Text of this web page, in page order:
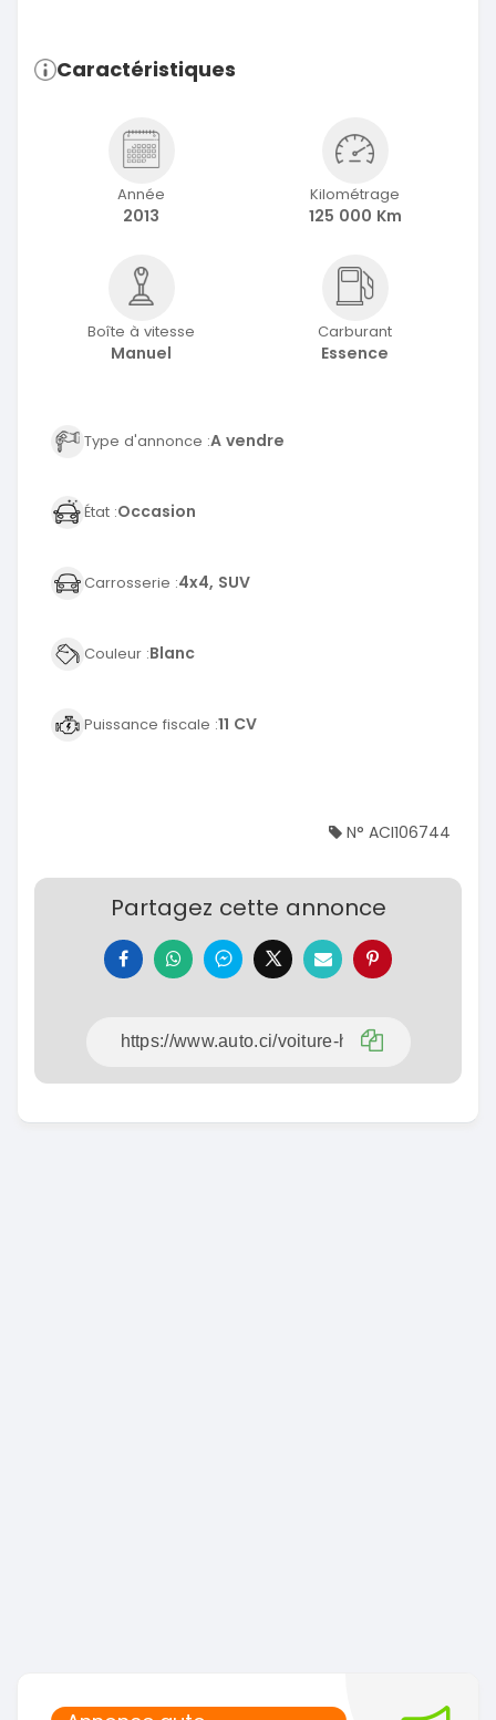
Caractéristiques
Année
2013
Kilométrage
125 000 Km
Boîte à vitesse
Manuel
Carburant
Essence
Type d'annonce :A vendre
État :Occasion
Carrosserie :4x4, SUV
Couleur :Blanc
Puissance fiscale :11 CV
N° ACI106744
Partagez cette annonce